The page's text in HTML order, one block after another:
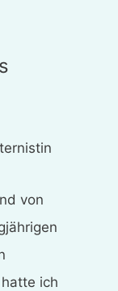
von
ich